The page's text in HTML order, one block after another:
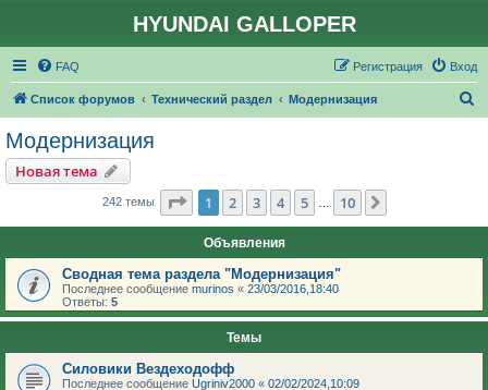
HYUNDAI GALLOPER
FAQ Вход
Регистрация
Список форумов Технический раздел Модернизация
Модернизация
Новая тема
242 темы Страница из 10
1 2 3 4 5 10
Объявления
Сводная тема раздела "Модернизация"
Последнее сообщение murinos « 23/03/2016,18:40
Ответы: 5
Темы
Силовики Вездеходофф
Последнее сообщение Ugriniv2000 « 02/02/2024,10:09